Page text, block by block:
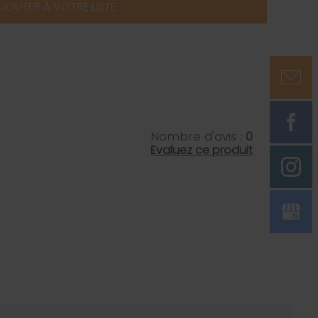
À VOTRE LISTE
Nombre d'avis : 0
Evaluez ce produit